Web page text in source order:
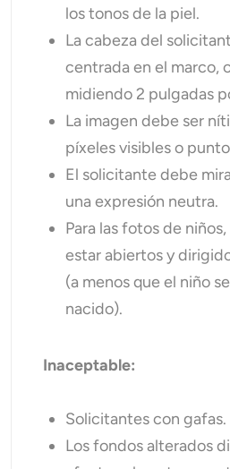
los tonos de la piel.
La cabeza del
centrada en el marco,
midiendo 2 pulgadas
La imagen debe ser
píxeles visibles o
El solicitante debe
una expresión neutra.
Para las fotos de
estar abiertos y
(a menos que el niño
nacido).
Inaceptable:
Solicitantes con gafas.
Los fondos alterados